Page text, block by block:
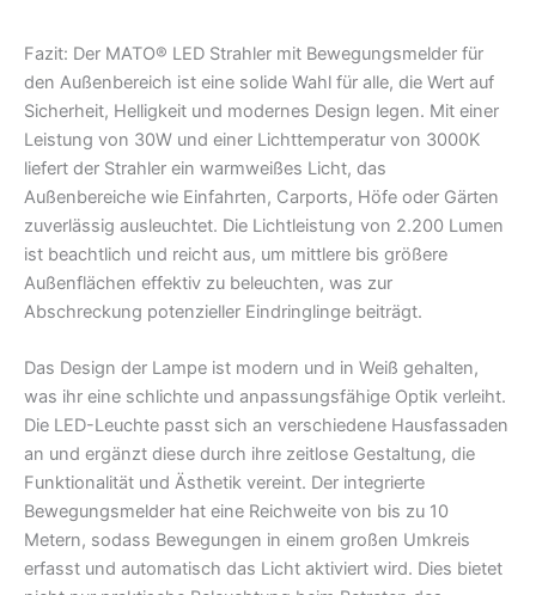
Fazit: Der MATO® LED Strahler mit Bewegungsmelder für
den Außenbereich ist eine solide Wahl für alle, die Wert auf
Sicherheit, Helligkeit und modernes Design legen. Mit einer
Leistung von 30W und einer Lichttemperatur von 3000K
liefert der Strahler ein warmweißes Licht, das
Außenbereiche wie Einfahrten, Carports, Höfe oder Gärten
zuverlässig ausleuchtet. Die Lichtleistung von 2.200 Lumen
ist beachtlich und reicht aus, um mittlere bis größere
Außenflächen effektiv zu beleuchten, was zur
Abschreckung potenzieller Eindringlinge beiträgt.
Das Design der Lampe ist modern und in Weiß gehalten,
was ihr eine schlichte und anpassungsfähige Optik verleiht.
Die LED-Leuchte passt sich an verschiedene Hausfassaden
an und ergänzt diese durch ihre zeitlose Gestaltung, die
Funktionalität und Ästhetik vereint. Der integrierte
Bewegungsmelder hat eine Reichweite von bis zu 10
Metern, sodass Bewegungen in einem großen Umkreis
erfasst und automatisch das Licht aktiviert wird. Dies bietet